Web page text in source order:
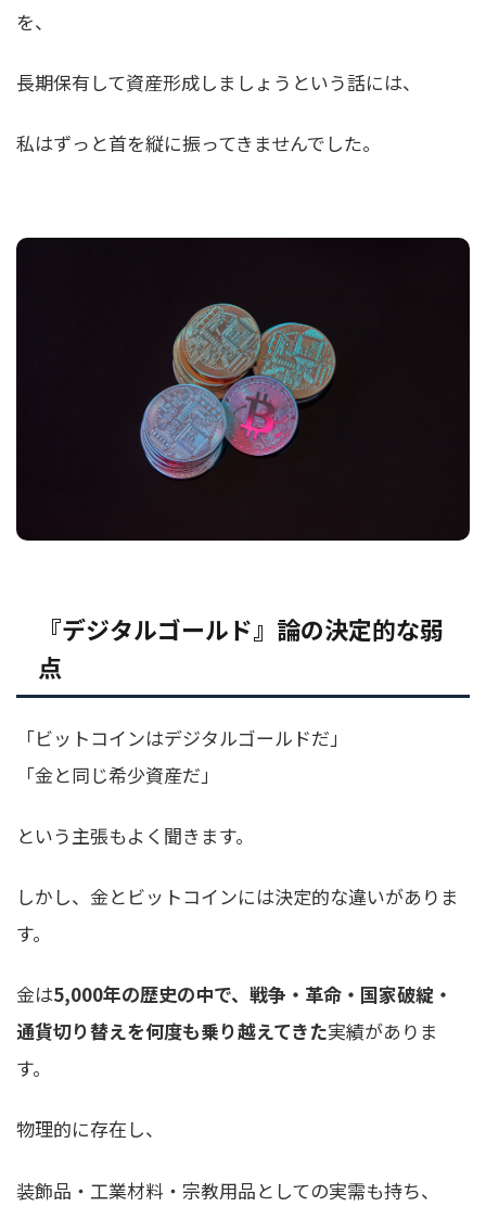
を、
長期保有して資産形成しましょうという話には、
私はずっと首を縦に振ってきませんでした。
『デジタルゴールド』論の決定的な弱
点
「ビットコインはデジタルゴールドだ」
「金と同じ希少資産だ」
という主張もよく聞きます。
しかし、金とビットコインには決定的な違いがありま
す。
金は5,000年の歴史の中で、戦争・革命・国家破綻・
通貨切り替えを何度も乗り越えてきた実績がありま
す。
物理的に存在し、
装飾品・工業材料・宗教用品としての実需も持ち、